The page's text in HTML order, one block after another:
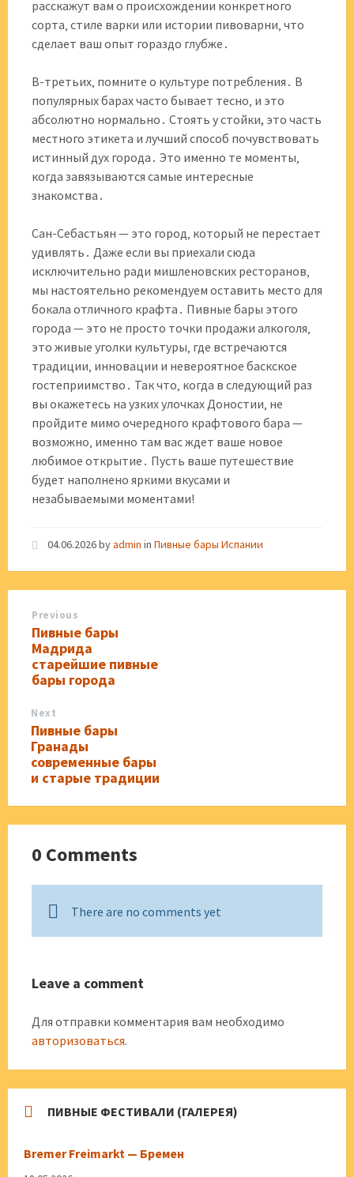
расскажут вам о происхождении конкретного
сорта‚ стиле варки или истории пивоварни‚ что
сделает ваш опыт гораздо глубже․
В-третьих‚ помните о культуре потребления․ В
популярных барах часто бывает тесно‚ и это
абсолютно нормально․ Стоять у стойки, это часть
местного этикета и лучший способ почувствовать
истинный дух города․ Это именно те моменты‚
когда завязываются самые интересные
знакомства․
Сан-Себастьян — это город‚ который не перестает
удивлять․ Даже если вы приехали сюда
исключительно ради мишленовских ресторанов‚
мы настоятельно рекомендуем оставить место для
бокала отличного крафта․ Пивные бары этого
города — это не просто точки продажи алкоголя‚
это живые уголки культуры‚ где встречаются
традиции‚ инновации и невероятное баскское
гостеприимство․ Так что‚ когда в следующий раз
вы окажетесь на узких улочках Доностии‚ не
пройдите мимо очередного крафтового бара —
возможно‚ именно там вас ждет ваше новое
любимое открытие․ Пусть ваше путешествие
будет наполнено яркими вкусами и
незабываемыми моментами!
04.06.2026byadmin in Пивные бары Испании
Previous
Пивные бары
Мадрида
старейшие пивные
бары города
Next
Пивные бары
Гранады
современные бары
и старые традиции
0 Comments
There are no comments yet
Leave a comment
Для отправки комментария вам необходимо
авторизоваться.
ПИВНЫЕ ФЕСТИВАЛИ (ГАЛЕРЕЯ)
Bremer Freimarkt — Бремен